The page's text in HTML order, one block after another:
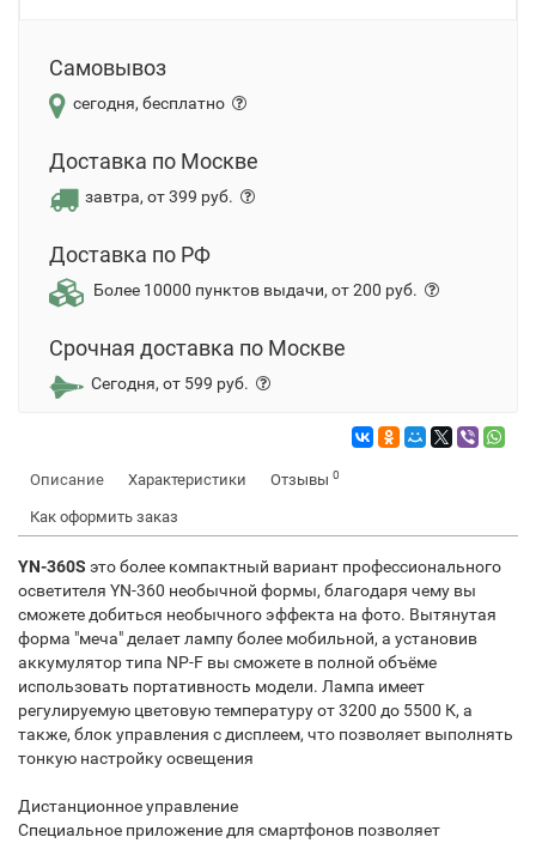
Самовывоз
сегодня, бесплатно
Доставка по Москве
завтра, от 399 руб.
Доставка по РФ
Более 10000 пунктов выдачи, от 200 руб.
Срочная доставка по Москве
Сегодня, от 599 руб.
Описание Характеристики Отзывы 0
Как оформить заказ
YN-360S это более компактный вариант профессионального
осветителя YN-360 необычной формы, благодаря чему вы
сможете добиться необычного эффекта на фото. Вытянутая
форма "меча" делает лампу более мобильной, а установив
аккумулятор типа NP-F вы сможете в полной объёме
использовать портативность модели. Лампа имеет
регулируемую цветовую температуру от 3200 до 5500 К, а
также, блок управления с дисплеем, что позволяет выполнять
тонкую настройку освещения
Дистанционное управление
Специальное приложение для смартфонов позволяет